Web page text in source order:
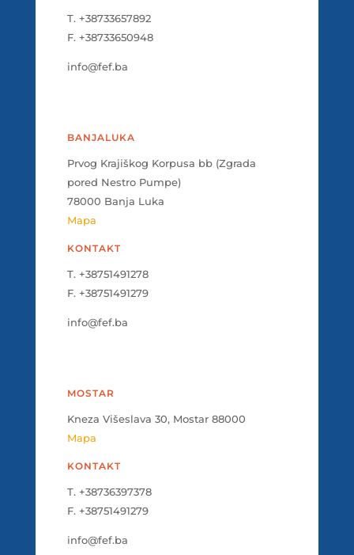
T. +38733657892
F. +38733650948
info@fef.ba
BANJALUKA
Prvog Krajiškog Korpusa bb (Zgrada
pored Nestro Pumpe)
78000 Banja Luka
Mapa
KONTAKT
T. +38751491278
F. +38751491279
info@fef.ba
MOSTAR
Kneza Višeslava 30, Mostar 88000
Mapa
KONTAKT
T. +38736397378
F. +38751491279
info@fef.ba